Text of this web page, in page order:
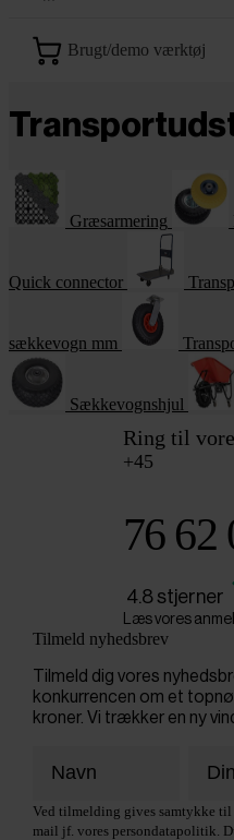
brugt/demo værktøj
Græsarmering
Quick connector
sækkevogn mm
Sækkevognshjul
Ring til
+45
76 62
4.8 stjerner
Læs vores
Tilmeld nyhedsbrev
Tilmeld dig vores
konkurrencen om et
kroner. Vi trækker en ny
Ved tilmelding gives samtykke
mail jf. vores persondatapolitik.